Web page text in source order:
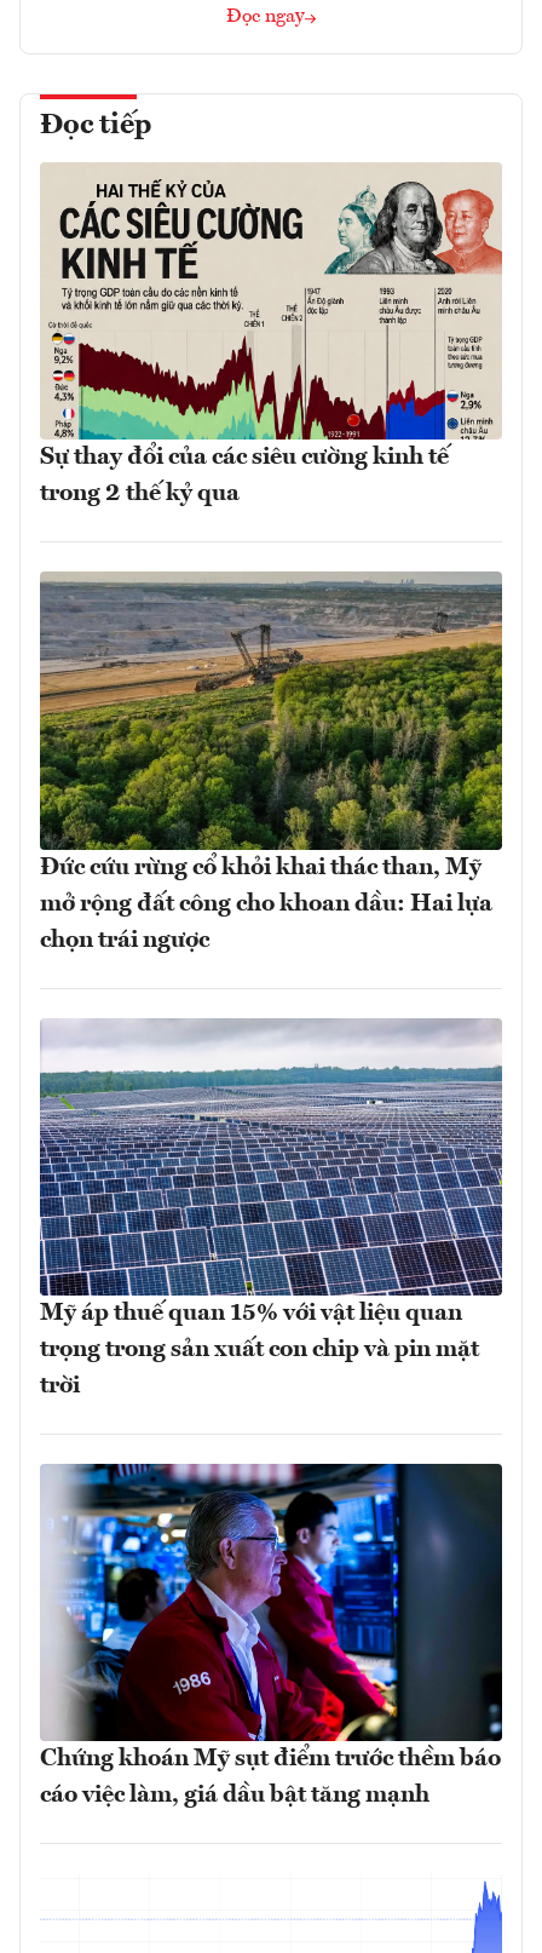
Đọc ngay
Đọc tiếp
Sự thay đổi của các siêu cường kinh tế
trong 2 thế kỷ qua
Đức cứu rừng cổ khỏi khai thác than, Mỹ
mở rộng đất công cho khoan dầu: Hai lựa
chọn trái ngược
Mỹ áp thuế quan 15% với vật liệu quan
trọng trong sản xuất con chip và pin mặt
trời
Chứng khoán Mỹ sụt điểm trước thềm báo
cáo việc làm, giá dầu bật tăng mạnh